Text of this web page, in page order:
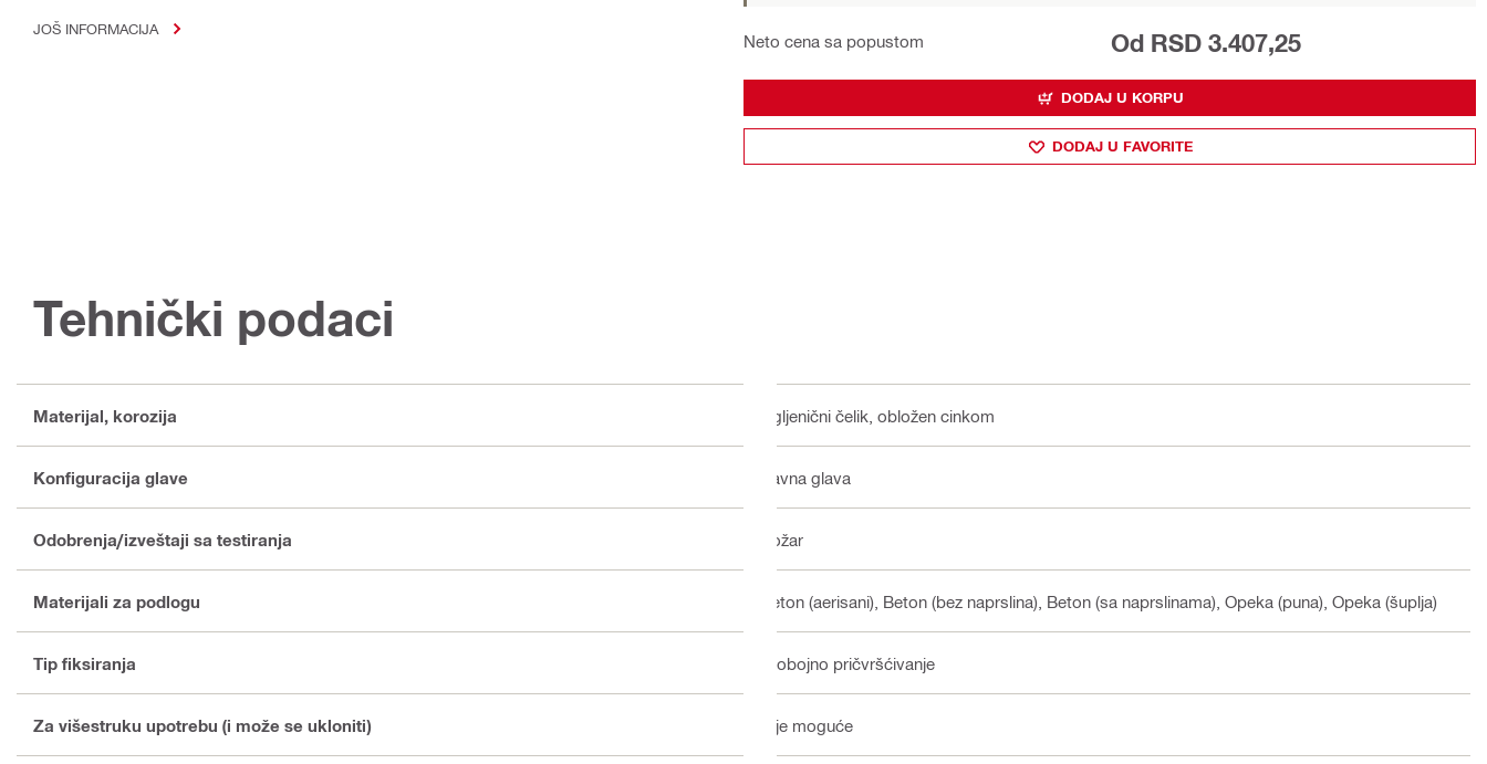
JOŠ INFORMACIJA
Neto cena sa popustom Od RSD 3.407,25
DODAJ U KORPU
DODAJ U FAVORITE
Tehnički podaci
Materijal, korozija Ugljenični čelik, obložen cinkom
Konfiguracija glave Ravna glava
Odobrenja/izveštaji sa testiranja Požar
Materijali za podlogu Beton (aerisani), Beton (bez naprslina), Beton (sa naprslinama), Opeka (puna), Opeka (šuplja)
Tip fiksiranja Probojno pričvršćivanje
Za višestruku upotrebu (i može se ukloniti) Nije moguće